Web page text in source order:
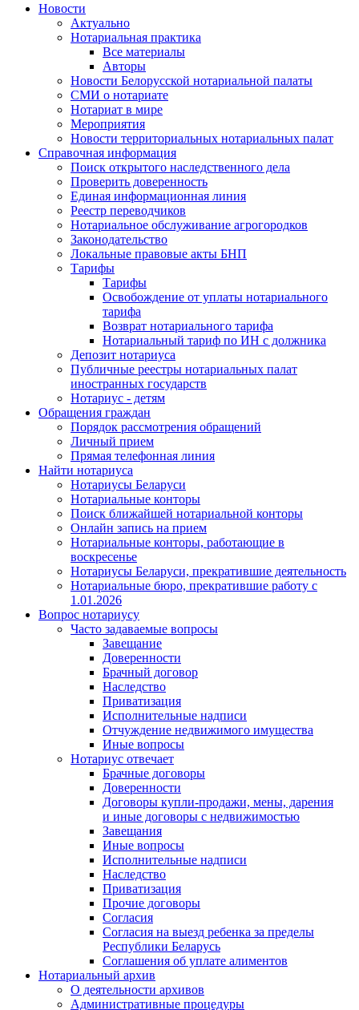
Новости
Актуально
Нотариальная практика
Все материалы
Авторы
Новости Белорусской нотариальной палаты
СМИ о нотариате
Нотариат в мире
Мероприятия
Новости территориальных нотариальных палат
Справочная информация
Поиск открытого наследственного дела
Проверить доверенность
Единая информационная линия
Реестр переводчиков
Нотариальное обслуживание агрогородков
Законодательство
Локальные правовые акты БНП
Тарифы
Тарифы
Освобождение от уплаты нотариального
тарифа
Возврат нотариального тарифа
Нотариальный тариф по ИН с должника
Депозит нотариуса
Публичные реестры нотариальных палат
иностранных государств
Нотариус - детям
Обращения граждан
Порядок рассмотрения обращений
Личный прием
Прямая телефонная линия
Найти нотариуса
Нотариусы Беларуси
Нотариальные конторы
Поиск ближайшей нотариальной конторы
Онлайн запись на прием
Нотариальные конторы, работающие в
воскресенье
Нотариусы Беларуси, прекратившие деятельность
Нотариальные бюро, прекратившие работу с
1.01.2026
Вопрос нотариусу
Часто задаваемые вопросы
Завещание
Доверенности
Брачный договор
Наследство
Приватизация
Исполнительные надписи
Отчуждение недвижимого имущества
Иные вопросы
Нотариус отвечает
Брачные договоры
Доверенности
Договоры купли-продажи, мены, дарения
и иные договоры с недвижимостью
Завещания
Иные вопросы
Исполнительные надписи
Наследство
Приватизация
Прочие договоры
Согласия
Согласия на выезд ребенка за пределы
Республики Беларусь
Соглашения об уплате алиментов
Нотариальный архив
О деятельности архивов
Административные процедуры